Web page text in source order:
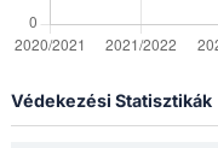
Védekezési Statisztikák